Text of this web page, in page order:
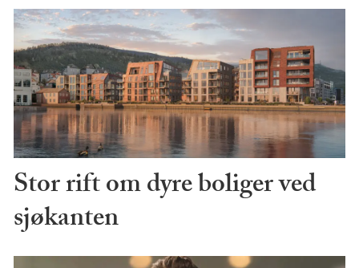
Stor rift om dyre boliger ved
sjøkanten